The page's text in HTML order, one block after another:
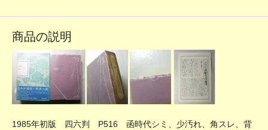
商品の説明
1985年初版 四六判 P516 函時代シミ、少汚れ、角スレ、背